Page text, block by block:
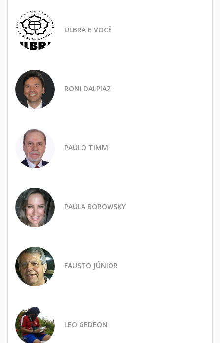
ULBRA E VOCÊ
RONI DALPIAZ
PAULO TIMM
PAULA BOROWSKY
FAUSTO JÚNIOR
LEO GEDEON